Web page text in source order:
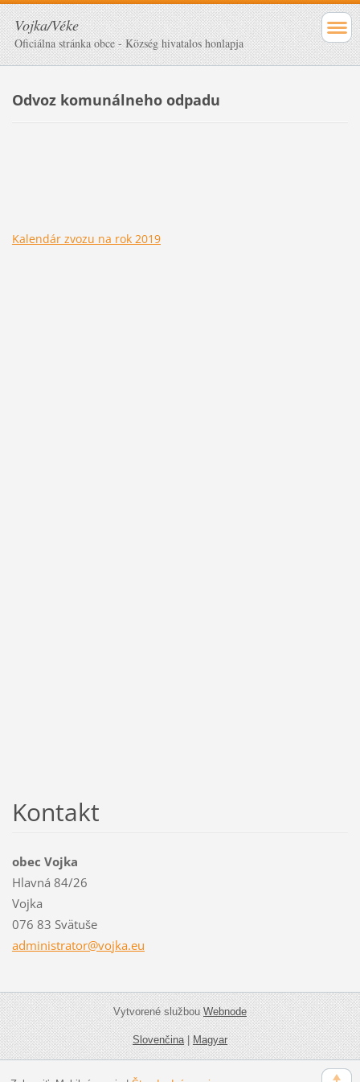
Vojka/Véke
Oficiálna stránka obce - Község hivatalos honlapja
Odvoz komunálneho odpadu
Kalendár zvozu na rok 2019
Kontakt
obec Vojka
Hlavná 84/26
Vojka
076 83 Svätuše
administrator@vojka.eu
Vytvorené službouWebnode
Slovenčina|Magyar